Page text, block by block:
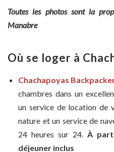
Toutes les photos sont la
Manabre
Où se loger à
Chachapoyas
chambres dans un
un service de location de
nature et un service de
24 heures sur 24. À
déjeuner inclus